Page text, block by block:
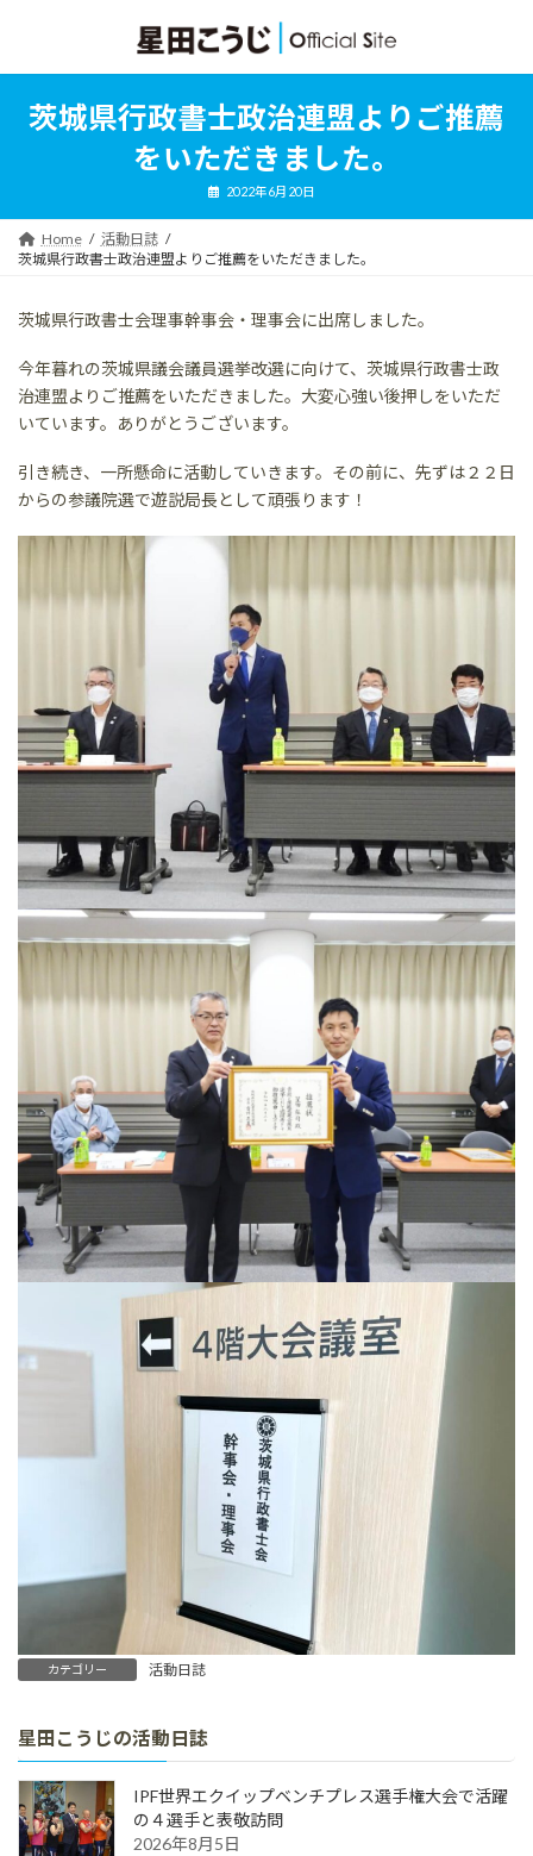
ン
ー
茨城県行政書士政治連盟よりご推薦
をいただきました。
2022年6月20日
Home
活動日誌
茨城県行政書士政治連盟よりご推薦をいただきました。
茨城県行政書士会理事幹事会・理事会に出席しました。
今年暮れの茨城県議会議員選挙改選に向けて、茨城県行政書士政
治連盟よりご推薦をいただきました。大変心強い後押しをいただ
いています。ありがとうございます。
引き続き、一所懸命に活動していきます。その前に、先ずは２２日
からの参議院選で遊説局長として頑張ります！
カテゴリー 活動日誌
星田こうじの活動日誌
IPF世界エクイップベンチプレス選手権大会で活躍
の４選手と表敬訪問
2026年8月5日